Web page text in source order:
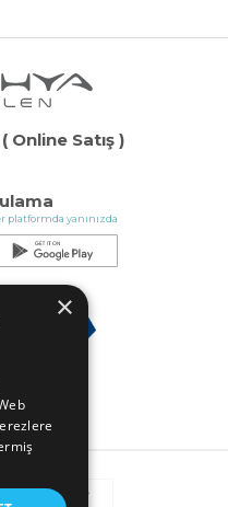
Online Satış )
platformda yanınızda
×